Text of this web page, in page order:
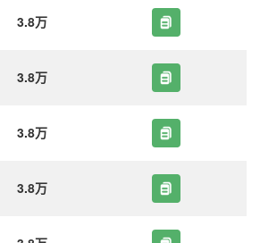
3.8万
3.8万
3.8万
3.8万